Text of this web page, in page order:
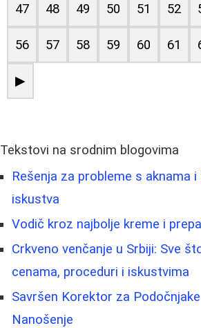
47 48 49 50 51 52
56 57 58 59 60 61
▶
Tekstovi na srodnim blogovima
Rešenja za probleme s aknama
iskustva
Vodič kroz najbolje kreme i
Crkveno venčanje u Srbiji: Sve
cenama, proceduri i iskustvima
Savršen Korektor za
Nanošenje